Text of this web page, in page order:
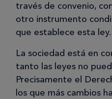
través de convenio,
otro instrumento
que establece esta ley.
La sociedad está en
tanto las leyes no
Precisamente el
los que más cambios